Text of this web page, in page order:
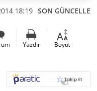
18:19 SON
Yazdır Boyut